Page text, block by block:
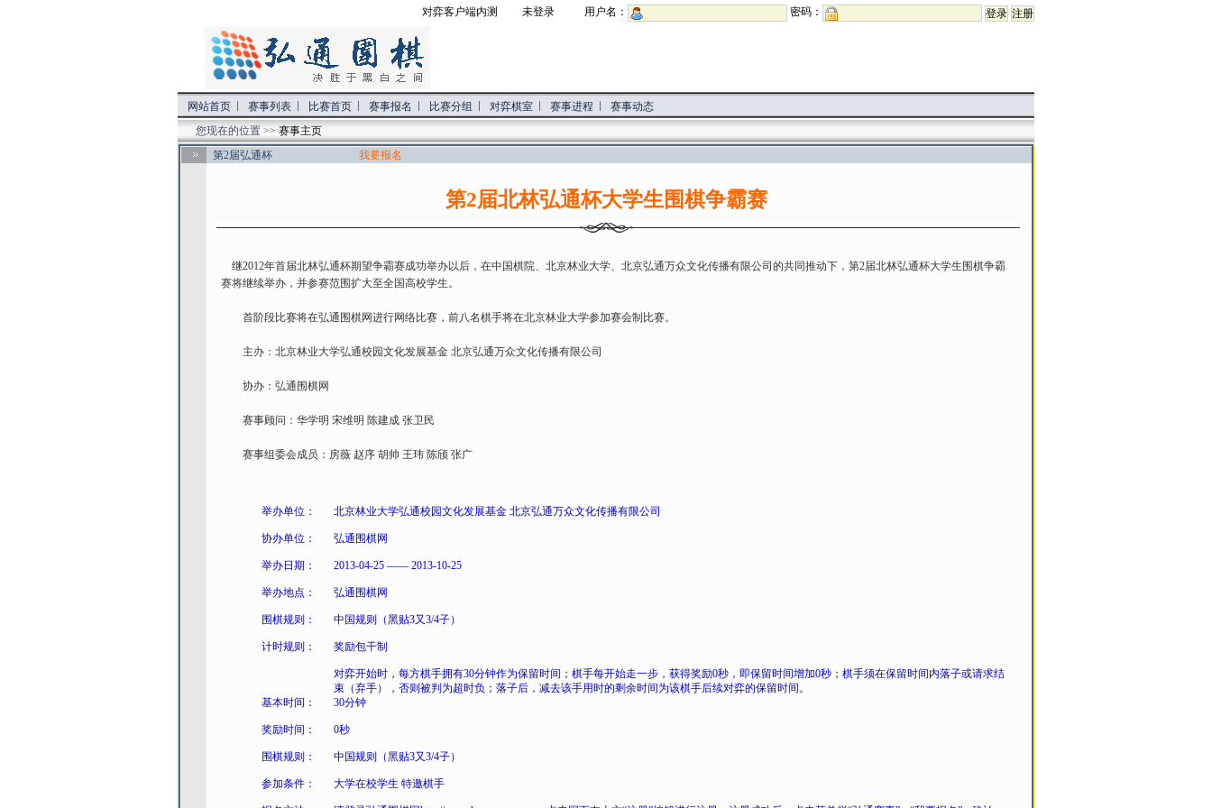
对弈客户端内测 未登录 用户名： 密码：
网站首页 赛事列表 比赛首页 赛事报名 比赛分组 对弈棋室 赛事进程
赛事动态
您现在的位置 >> 赛事主页
第2届弘通杯 我要报名
第2届北林弘通杯大学生围棋争霸赛
继2012年首届北林弘通杯期望争霸赛成功举办以后，在中国棋院、北京林业大学、北京弘通万众文化传播有限公司的共同推动下，第2届北林弘通杯大学生围棋争霸
赛将继续举办，并参赛范围扩大至全国高校学生。
首阶段比赛将在弘通围棋网进行网络比赛，前八名棋手将在北京林业大学参加赛会制比赛。
主办：北京林业大学弘通校园文化发展基金 北京弘通万众文化传播有限公司
协办：弘通围棋网
赛事顾问：华学明 宋维明 陈建成 张卫民
赛事组委会成员：房薇 赵序 胡帅 王玮 陈颀 张广
举办单位： 北京林业大学弘通校园文化发展基金 北京弘通万众文化传播有限公司
协办单位： 弘通围棋网
举办日期： 2013-04-25 —— 2013-10-25
举办地点： 弘通围棋网
围棋规则： 中国规则（黑贴3又3/4子）
计时规则： 奖励包干制
对弈开始时，每方棋手拥有30分钟作为保留时间；棋手每开始走一步，获得奖励0秒，即保留时间增加0秒；棋手须在保留时间内落子或请求结
束（弃手），否则被判为超时负；落子后，减去该手用时的剩余时间为该棋手后续对弈的保留时间。
基本时间：
30分钟
奖励时间： 0秒
围棋规则： 中国规则（黑贴3又3/4子）
参加条件： 大学在校学生 特邀棋手